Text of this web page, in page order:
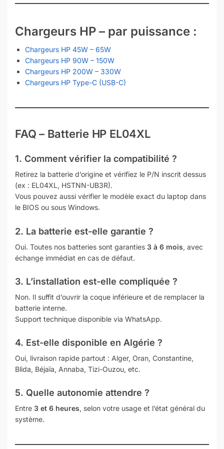
Chargeurs HP – par puissance :
Chargeurs HP 45W – 65W
Chargeurs HP 90W – 150W
Chargeurs HP 200W – 330W
Chargeurs HP Type-C (USB-C)
FAQ – Batterie HP EL04XL
1. Comment vérifier la compatibilité ?
Retirez la batterie d’origine et vérifiez le P/N inscrit dessus
(ex : EL04XL, HSTNN-UB3R).
Vous pouvez aussi vérifier le modèle exact du laptop dans
le BIOS ou sous Windows.
2. La batterie est-elle garantie ?
Oui. Toutes nos batteries sont garanties 3 à 6 mois, avec
échange immédiat en cas de défaut.
3. L’installation est-elle compliquée ?
Non. Il suffit d’ouvrir la coque inférieure et de remplacer la
batterie interne.
Support technique disponible via WhatsApp.
4. Est-elle disponible en Algérie ?
Oui, livraison rapide partout : Alger, Oran, Constantine,
Blida, Béjaïa, Annaba, Tizi-Ouzou, etc.
5. Quelle autonomie attendre ?
Entre 3 et 6 heures, selon votre usage et l’état général du
système.